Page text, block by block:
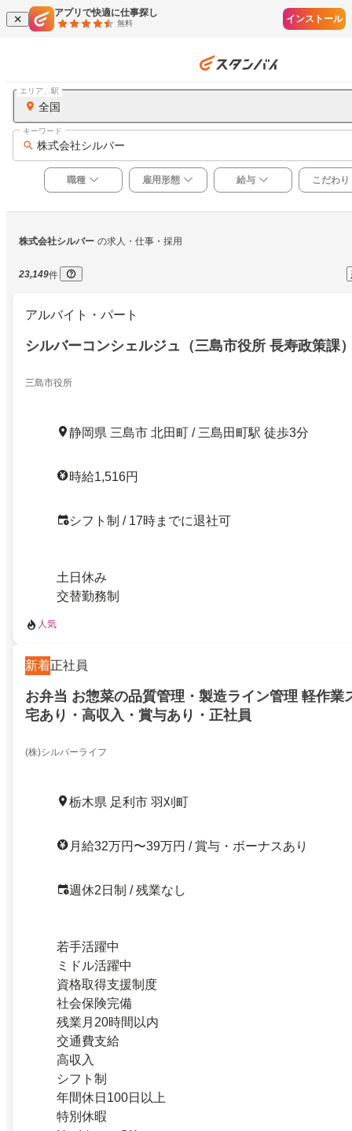
アプリで快適に仕事探し
無料 インストール
全国
エリア、駅
株式会社シルバー
キーワード
職種 雇用形態 給与 こだわり
株式会社シルバー の求人・仕事・採用
23,149件
アルバイト・パート
シルバーコンシェルジュ（三島市役所 長寿政策課
三島市役所
静岡県 三島市 北田町 / 三島田町駅 徒歩3分
時給1,516円
シフト制 / 17時までに退社可
土日休み
交替勤務制
人気
新着正社員
お弁当 お惣菜の品質管理・製造ライン管理 軽作業
宅あり・高収入・賞与あり・正社員
(株)シルバーライフ
栃木県 足利市 羽刈町
月給32万円〜39万円 / 賞与・ボーナスあり
週休2日制 / 残業なし
若手活躍中
ミドル活躍中
資格取得支援制度
社会保険完備
残業月20時間以内
交通費支給
高収入
シフト制
年間休日100日以上
特別休暇